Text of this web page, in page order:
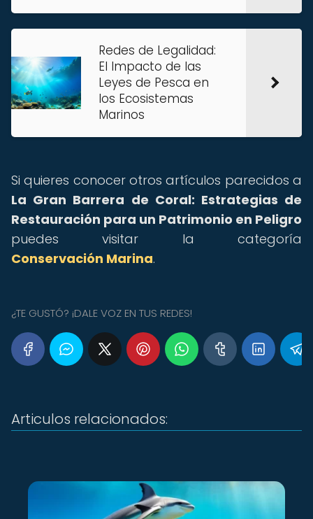
Redes de Legalidad:
El Impacto de las
Leyes de Pesca en
los Ecosistemas
Marinos
Si quieres conocer otros artículos parecidos a
La Gran Barrera de Coral: Estrategias de
Restauración para un Patrimonio en Peligro
puedes visitar la categoría
Conservación Marina.
¿TE GUSTÓ? ¡DALE VOZ EN TUS REDES!
Articulos relacionados: